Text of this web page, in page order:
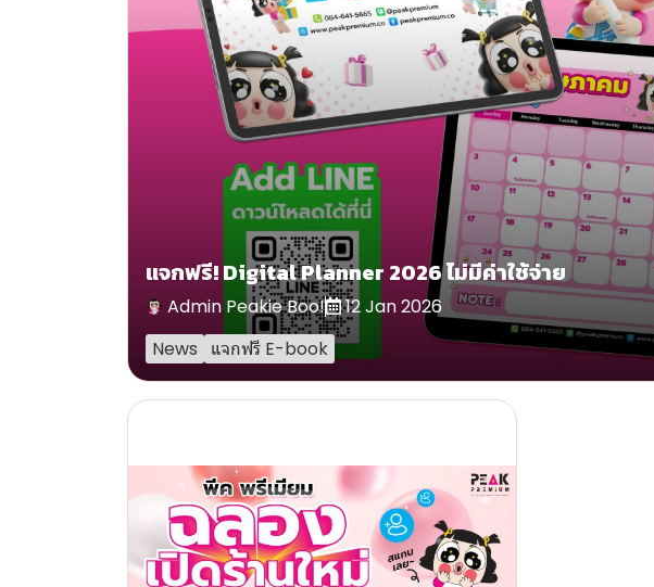
แจกฟรี! Digital Planner 2026 ไม่มีค่าใช้จ่าย
Admin Peakie Boo!
12 Jan 2026
News
แจกฟรี E-book